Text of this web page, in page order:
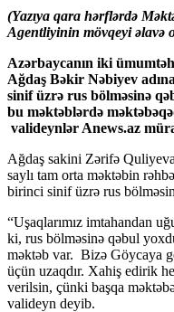
(Yazıya qara hərflərdə
Agentliyinin mövqeyi əlavə
Azərbaycanın iki
Ağdaş Bəkir Nəbiyev
sinif üzrə rus bölməsinə
bu məktəblərdə
valideynlər Anews.az
Ağdaş sakini Zərifə
saylı tam orta məktəbin
birinci sinif üzrə rus
“Uşaqlarımız imtahandan
ki, rus bölməsinə qəbul
məktəb var. Bizə Göycaya
üçün uzaqdır. Xahiş edirik
verilsin, çünki başqa
valideyn deyib.